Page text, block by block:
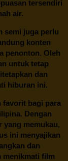
tersendiri
air.
semi juga perlu
konten
penonton. Oleh
untuk tetap
dan
hiburan ini.
bagi para
Dengan
yang memukau,
ini menyajikan
dan
menikmati film